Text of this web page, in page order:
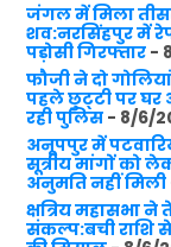
जंगल में मिला
शव:नरसिंहपुर में
पड़ोसी गिरफ्तार -
फौजी ने दो
पहले छुट्‌टी पर घर
रही पुलिस - 8/6/
अनूपपुर में
सूत्रीय मांगों को
अनुमति नहीं मिली
क्षत्रिय महासभा
संकल्प:बची राशि